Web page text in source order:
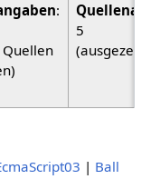
:
5
| Ball